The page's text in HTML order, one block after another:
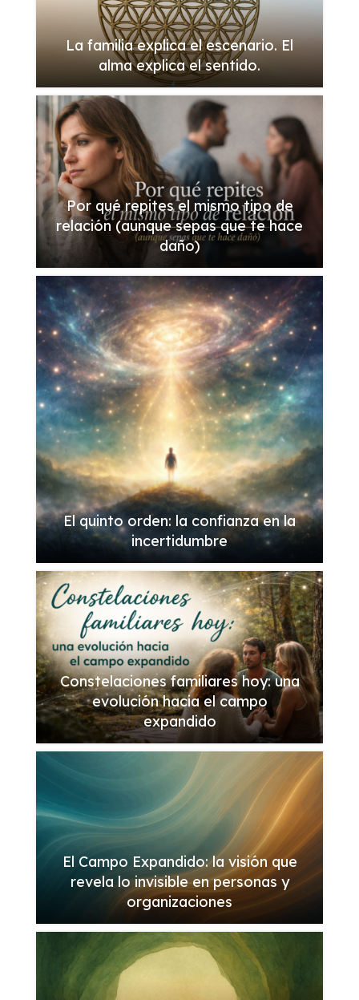
La familia explica el escenario. El
alma explica el sentido.
Por qué repites el mismo tipo de
relación (aunque sepas que te hace
daño)
El quinto orden: la confianza en la
incertidumbre
Constelaciones familiares hoy: una
evolución hacia el campo
expandido
El Campo Expandido: la visión que
revela lo invisible en personas y
organizaciones